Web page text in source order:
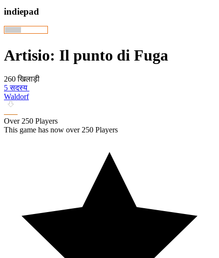
indiepad
Artisio: Il punto di Fuga
260 खिलाड़ी
5 सदस्य
Waldorf
Over 250 Players
This game has now over 250 Players